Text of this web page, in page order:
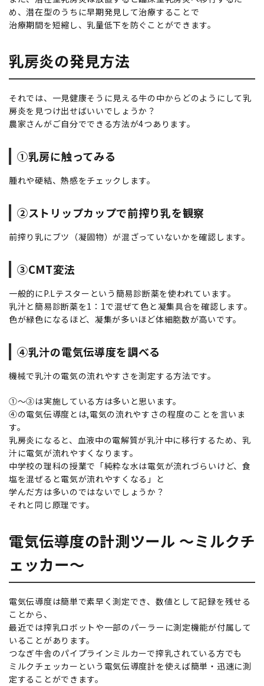
め、潜在型のうちに早期発見して治療することで
治療期間を短縮し、乳量低下を防ぐことができます。
乳房炎の発見方法
それでは、一見健康そうに見える牛の中からどのようにして乳
房炎を見つけ出せばいいでしょうか？
農家さんがご自分でできる方法が4つあります。
①乳房に触ってみる
腫れや硬結、熱感をチェックします。
②ストリップカップで前搾り乳を観察
前搾り乳にブツ（凝固物）が混ざっていないかを確認します。
③CMT変法
一般的にP.Lテスターという簡易診断薬を使われています。
乳汁と簡易診断薬を1：1で混ぜて色と凝集具合を確認します。
色が緑色になるほど、凝集が多いほど体細胞数が高いです。
④乳汁の電気伝導度を調べる
機械で乳汁の電気の流れやすさを測定する方法です。
①～③は実施している方は多いと思います。
④の電気伝導度とは,電気の流れやすさの程度のことを言いま
す。
乳房炎になると、血液中の電解質が乳汁中に移行するため、乳
汁に電気が流れやすくなります。
中学校の理科の授業で「純粋な水は電気が流れづらいけど、食
塩を混ぜると電気が流れやすくなる」と
学んだ方は多いのではないでしょうか？
それと同じ原理です。
電気伝導度の計測ツール ～ミルクチ
ェッカー～
電気伝導度は簡単で素早く測定でき、数値として記録を残せる
ことから、
最近では搾乳ロボットや一部のパーラーに測定機能が付属して
いることがあります。
つなぎ牛舎のパイプラインミルカーで搾乳されている方でも
ミルクチェッカーという電気伝導度計を使えば簡単・迅速に測
定することができます。